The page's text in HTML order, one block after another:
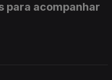
para acompanhar